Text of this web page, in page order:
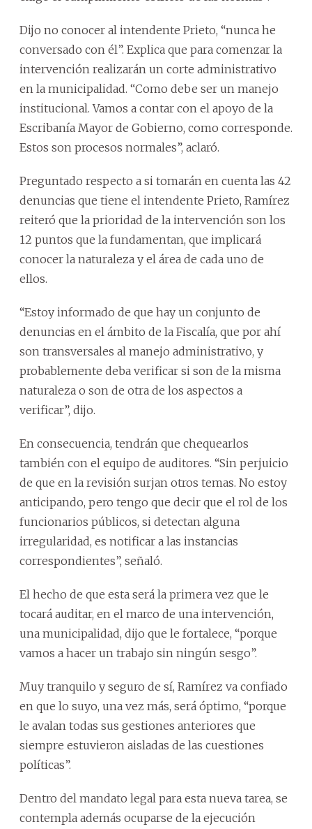
Dijo no conocer al intendente Prieto, “nunca he
conversado con él”. Explica que para comenzar la
intervención realizarán un corte administrativo
en la municipalidad. “Como debe ser un manejo
institucional. Vamos a contar con el apoyo de la
Escribanía Mayor de Gobierno, como corresponde.
Estos son procesos normales”, aclaró.
Preguntado respecto a si tomarán en cuenta las 42
denuncias que tiene el intendente Prieto, Ramírez
reiteró que la prioridad de la intervención son los
12 puntos que la fundamentan, que implicará
conocer la naturaleza y el área de cada uno de
ellos.
“Estoy informado de que hay un conjunto de
denuncias en el ámbito de la Fiscalía, que por ahí
son transversales al manejo administrativo, y
probablemente deba verificar si son de la misma
naturaleza o son de otra de los aspectos a
verificar”, dijo.
En consecuencia, tendrán que chequearlos
también con el equipo de auditores. “Sin perjuicio
de que en la revisión surjan otros temas. No estoy
anticipando, pero tengo que decir que el rol de los
funcionarios públicos, si detectan alguna
irregularidad, es notificar a las instancias
correspondientes”, señaló.
El hecho de que esta será la primera vez que le
tocará auditar, en el marco de una intervención,
una municipalidad, dijo que le fortalece, “porque
vamos a hacer un trabajo sin ningún sesgo”.
Muy tranquilo y seguro de sí, Ramírez va confiado
en que lo suyo, una vez más, será óptimo, “porque
le avalan todas sus gestiones anteriores que
siempre estuvieron aisladas de las cuestiones
políticas”.
Dentro del mandato legal para esta nueva tarea, se
contempla además ocuparse de la ejecución